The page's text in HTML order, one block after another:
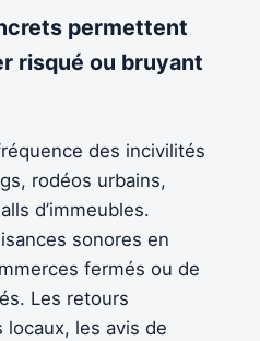
permettent
risqué ou bruyant
des incivilités
rodéos urbains,
d’immeubles.
sonores en
fermés ou de
Les retours
locaux, les avis de